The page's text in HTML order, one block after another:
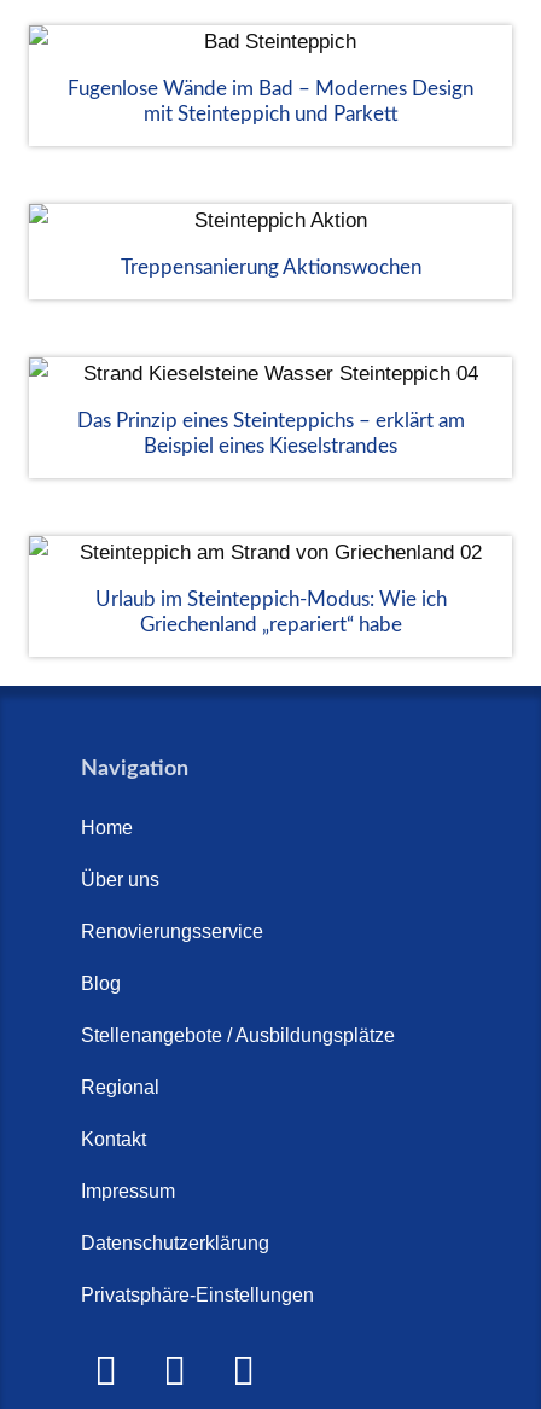
Fugenlose Wände im Bad – Modernes Design
mit Steinteppich und Parkett
Treppensanierung Aktionswochen
Das Prinzip eines Steinteppichs – erklärt am
Beispiel eines Kieselstrandes
Urlaub im Steinteppich-Modus: Wie ich
Griechenland „repariert“ habe
Navigation
Home
Über uns
Renovierungsservice
Blog
Stellenangebote / Ausbildungsplätze
Regional
Kontakt
Impressum
Datenschutzerklärung
Privatsphäre-Einstellungen